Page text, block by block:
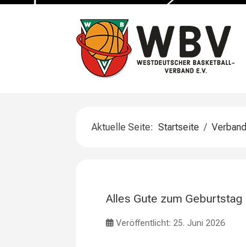
Aktuelle Seite: Startseite Verband
Alles Gute zum Geburtstag
Veröffentlicht: 25. Juni 2026